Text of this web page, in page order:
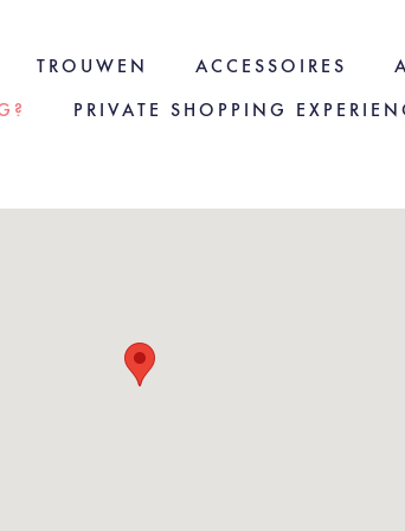
TROUWEN ACCESSOIRES
PRIVATE SHOPPING